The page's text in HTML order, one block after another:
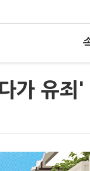
가 유